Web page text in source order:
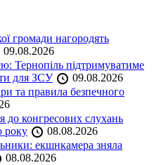
громади нагородять
09.08.2026
Тернопіль підтримуватиме
для ЗСУ
09.08.2026
та правила безпечного
до конгресових слухань
року
08.08.2026
екшнкамера зняла
08.08.2026